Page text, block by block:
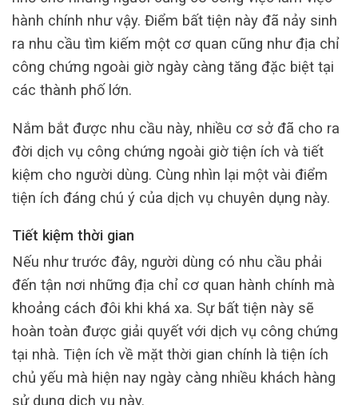
hành chính như vậy. Điểm bất tiện này đã nảy sinh
ra nhu cầu tìm kiếm một cơ quan cũng như địa chỉ
công chứng ngoài giờ ngày càng tăng đặc biệt tại
các thành phố lớn.
Nắm bắt được nhu cầu này, nhiều cơ sở đã cho ra
đời dịch vụ công chứng ngoài giờ tiện ích và tiết
kiệm cho người dùng. Cùng nhìn lại một vài điểm
tiện ích đáng chú ý của dịch vụ chuyên dụng này.
Tiết kiệm thời gian
Nếu như trước đây, người dùng có nhu cầu phải
đến tận nơi những địa chỉ cơ quan hành chính mà
khoảng cách đôi khi khá xa. Sự bất tiện này sẽ
hoàn toàn được giải quyết với dịch vụ công chứng
tại nhà. Tiện ích về mặt thời gian chính là tiện ích
chủ yếu mà hiện nay ngày càng nhiều khách hàng
sử dụng dịch vụ này.